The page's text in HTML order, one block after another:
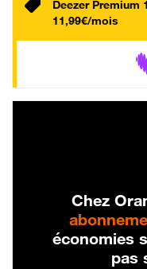
Deezer Premium
11,99€/mois
Chez
économies
pas